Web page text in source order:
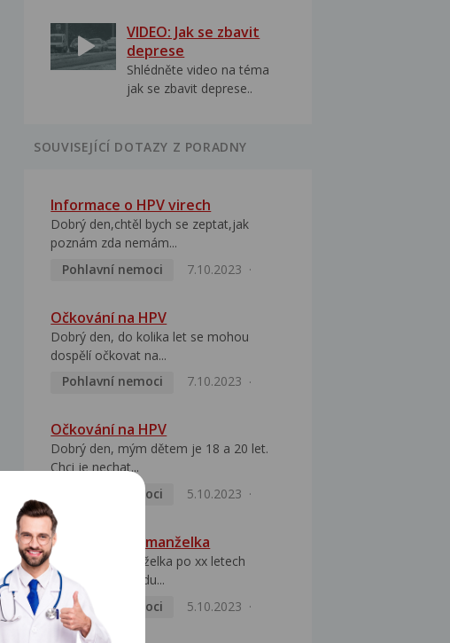
VIDEO: Jak se zbavit
deprese
Shlédněte video na téma
jak se zbavit deprese..
SOUVISEJÍCÍ DOTAZY Z PORADNY
Informace o HPV virech
Dobrý den,chtěl bych se zeptat,jak
poznám zda nemám...
Pohlavní nemoci
7.10.2023
Očkování na HPV
Dobrý den, do kolika let se mohou
dospělí očkovat na...
Pohlavní nemoci
7.10.2023
Očkování na HPV
Dobrý den, mým dětem je 18 a 20 let.
Chci je nechat...
Pohlavní nemoci
5.10.2023
HPV pozitivní manželka
Dobrý den, manželka po xx letech
přivezla z Východu...
Pohlavní nemoci
5.10.2023